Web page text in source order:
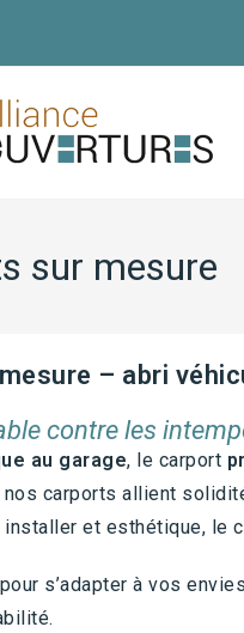
sur mesure
– abri
contre les
au garage, le carport
carports allient
installer et esthétique, le
s’adapter à vos